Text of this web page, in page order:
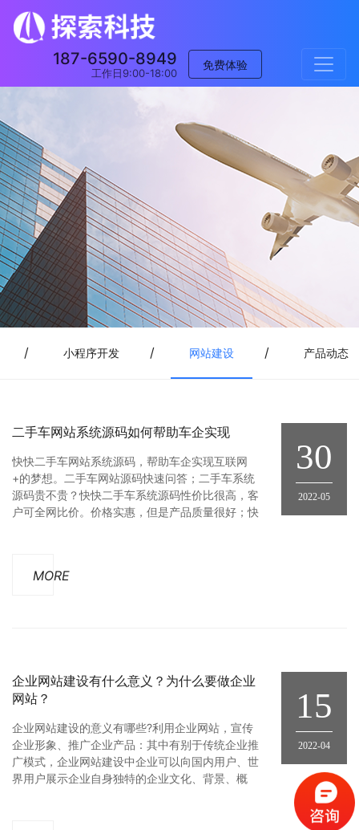
187-6590-8949
工作日9:00-18:00
免费体验
/ 小程序开发 / 网站建设 / 产品动态
30
2022-05
二手车网站系统源码如何帮助车企实现
快快二手车网站系统源码，帮助车企实现互联网
+的梦想。二手车网站源码快速问答；二手车系统
源码贵不贵？快快二手车系统源码性价比很高，客
户可全网比价。价格实惠，但是产品质量很好；快
后包一年的售后保护期的，一年内的产品出现产品
MORE
15
2022-04
企业网站建设有什么意义？为什么要做企业
网站？
企业网站建设的意义有哪些?利用企业网站，宣传
企业形象、推广企业产品：其中有别于传统企业推
广模式，企业网站建设中企业可以向国内用户、世
界用户展示企业自身独特的企业文化、背景、概